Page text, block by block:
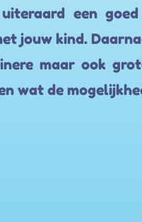
een
jouw kind.
maar ook
wat de